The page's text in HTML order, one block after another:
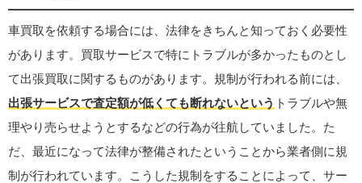
車買取を依頼する場合には、法律をきちんと知っておく必要性
があります。買取サービスで特にトラブルが多かったものとし
て出張買取に関するものがあります。規制が行われる前には、
出張サービスで査定額が低くても断れないという トラブルや無
理やり売らせようとするなどの行為が往航していました。た
だ、最近になって法律が整備されたということから業者側に規
制が行われています。こうした規制をすることによって、サー